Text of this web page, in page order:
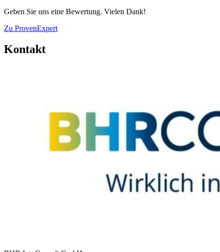
Geben Sie uns eine Bewertung. Vielen Dank!
Zu ProvenExpert
Kontakt